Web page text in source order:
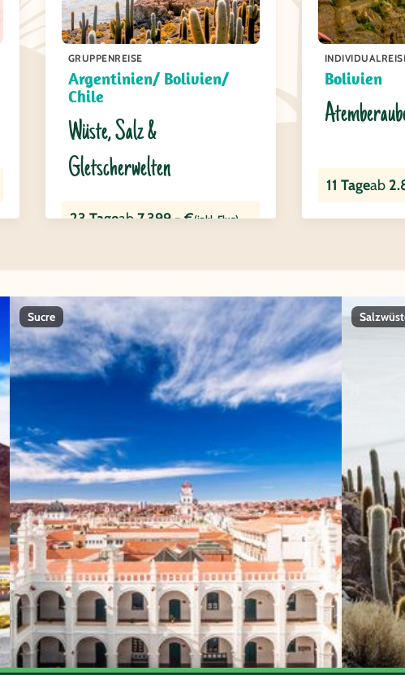
GRUPPENREISE
Argentinien/ Bolivien/
Chile
Wüste, Salz &
Gletscherwelten
23 Tageab 7.399,- €(inkl. Flug)
Bolivien
11 Tageab
Sucre